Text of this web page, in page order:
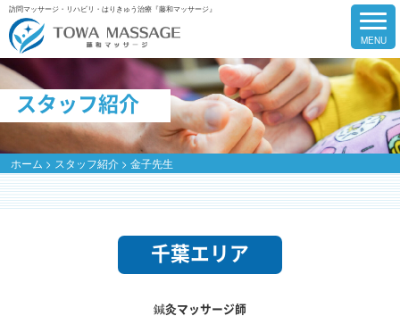
訪問マッサージ・リハビリ・はりきゅう治療『藤和マッサージ』
スタッフ紹介
ホーム > スタッフ紹介> 金子先生
千葉エリア
鍼灸マッサージ師